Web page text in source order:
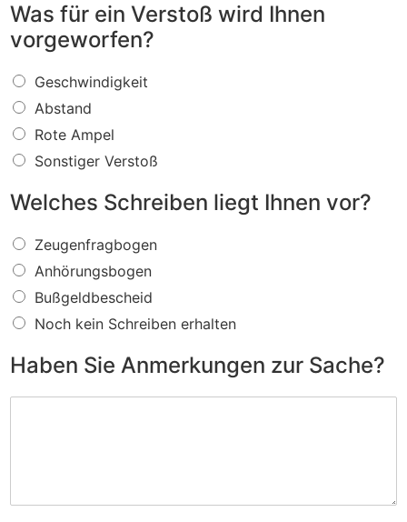
Was für ein Verstoß wird Ihnen
vorgeworfen?
W
a
s
f
ü
r
i
V
e
r
s
t
o
ß
w
Geschwindigkeit
Abstand
Rote Ampel
Sonstiger Verstoß
Welches Schreiben liegt Ihnen vor?
W
e
c
h
e
S
Zeugenfragbogen
Anhörungsbogen
Bußgeldbescheid
Noch kein Schreiben erhalten
Haben Sie Anmerkungen zur Sache?